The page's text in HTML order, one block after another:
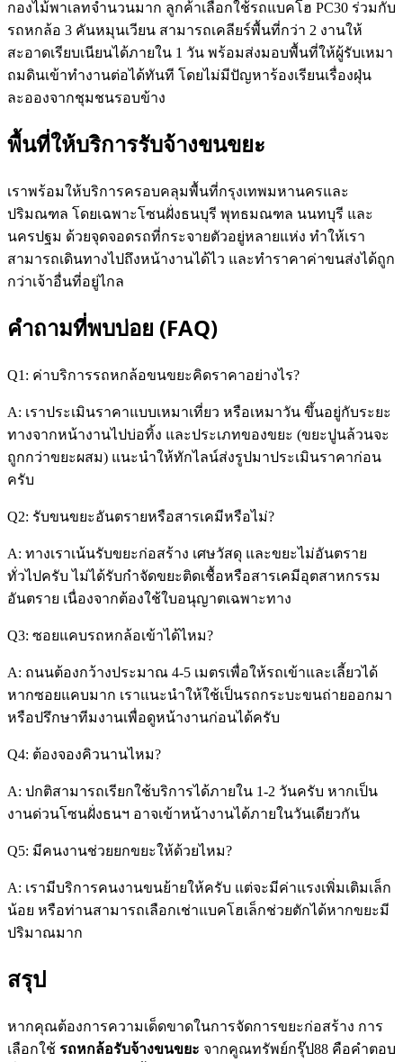
กองไม้พาเลทจำนวนมาก ลูกค้าเลือกใช้รถแบคโฮ PC30 ร่วมกับ
รถหกล้อ 3 คันหมุนเวียน สามารถเคลียร์พื้นที่กว่า 2 งานให้
สะอาดเรียบเนียนได้ภายใน 1 วัน พร้อมส่งมอบพื้นที่ให้ผู้รับเหมา
ถมดินเข้าทำงานต่อได้ทันที โดยไม่มีปัญหาร้องเรียนเรื่องฝุ่น
ละอองจากชุมชนรอบข้าง
พื้นที่ให้บริการรับจ้างขนขยะ
เราพร้อมให้บริการครอบคลุมพื้นที่กรุงเทพมหานครและ
ปริมณฑล โดยเฉพาะโซนฝั่งธนบุรี พุทธมณฑล นนทบุรี และ
นครปฐม ด้วยจุดจอดรถที่กระจายตัวอยู่หลายแห่ง ทำให้เรา
สามารถเดินทางไปถึงหน้างานได้ไว และทำราคาค่าขนส่งได้ถูก
กว่าเจ้าอื่นที่อยู่ไกล
คำถามที่พบบ่อย (FAQ)
Q1: ค่าบริการรถหกล้อขนขยะคิดราคาอย่างไร?
A: เราประเมินราคาแบบเหมาเที่ยว หรือเหมาวัน ขึ้นอยู่กับระยะ
ทางจากหน้างานไปบ่อทิ้ง และประเภทของขยะ (ขยะปูนล้วนจะ
ถูกกว่าขยะผสม) แนะนำให้ทักไลน์ส่งรูปมาประเมินราคาก่อน
ครับ
Q2: รับขนขยะอันตรายหรือสารเคมีหรือไม่?
A: ทางเราเน้นรับขยะก่อสร้าง เศษวัสดุ และขยะไม่อันตราย
ทั่วไปครับ ไม่ได้รับกำจัดขยะติดเชื้อหรือสารเคมีอุตสาหกรรม
อันตราย เนื่องจากต้องใช้ใบอนุญาตเฉพาะทาง
Q3: ซอยแคบรถหกล้อเข้าได้ไหม?
A: ถนนต้องกว้างประมาณ 4-5 เมตรเพื่อให้รถเข้าและเลี้ยวได้
หากซอยแคบมาก เราแนะนำให้ใช้เป็นรถกระบะขนถ่ายออกมา
หรือปรึกษาทีมงานเพื่อดูหน้างานก่อนได้ครับ
Q4: ต้องจองคิวนานไหม?
A: ปกติสามารถเรียกใช้บริการได้ภายใน 1-2 วันครับ หากเป็น
งานด่วนโซนฝั่งธนฯ อาจเข้าหน้างานได้ภายในวันเดียวกัน
Q5: มีคนงานช่วยยกขยะให้ด้วยไหม?
A: เรามีบริการคนงานขนย้ายให้ครับ แต่จะมีค่าแรงเพิ่มเติมเล็ก
น้อย หรือท่านสามารถเลือกเช่าแบคโฮเล็กช่วยตักได้หากขยะมี
ปริมาณมาก
สรุป
หากคุณต้องการความเด็ดขาดในการจัดการขยะก่อสร้าง การ
เลือกใช้ รถหกล้อรับจ้างขนขยะ จากคูณทรัพย์กรุ๊ป88 คือคำตอบ